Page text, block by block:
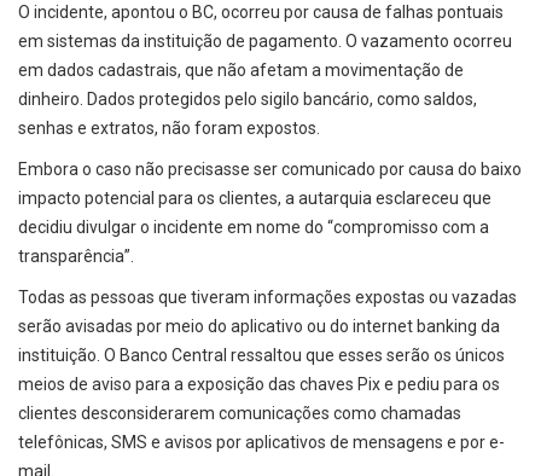
O incidente, apontou o BC, ocorreu por causa de falhas pontuais
em sistemas da instituição de pagamento. O vazamento ocorreu
em dados cadastrais, que não afetam a movimentação de
dinheiro. Dados protegidos pelo sigilo bancário, como saldos,
senhas e extratos, não foram expostos.
Embora o caso não precisasse ser comunicado por causa do baixo
impacto potencial para os clientes, a autarquia esclareceu que
decidiu divulgar o incidente em nome do “compromisso com a
transparência”.
Todas as pessoas que tiveram informações expostas ou vazadas
serão avisadas por meio do aplicativo ou do internet banking da
instituição. O Banco Central ressaltou que esses serão os únicos
meios de aviso para a exposição das chaves Pix e pediu para os
clientes desconsiderarem comunicações como chamadas
telefônicas, SMS e avisos por aplicativos de mensagens e por e-
mail.